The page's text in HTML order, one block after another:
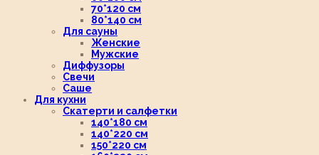
70*120 см
80*140 см
Для сауны
Женские
Мужские
Диффузоры
Свечи
Саше
Для кухни
Скатерти и салфетки
140*180 см
140*220 см
150*220 см